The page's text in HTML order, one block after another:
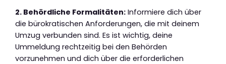
2. Behördliche Formalitäten: Informiere dich über
die bürokratischen Anforderungen, die mit deinem
Umzug verbunden sind. Es ist wichtig, deine
Ummeldung rechtzeitig bei den Behörden
vorzunehmen und dich über die erforderlichen